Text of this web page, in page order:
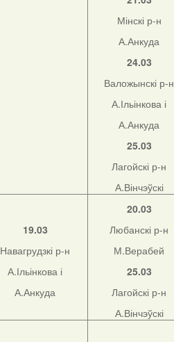
Мінскі р-н
А.Анкуда
24.03
Валожынскі р-н
А.Ільінкова і
А.Анкуда
25.03
Лагойскі р-н
А.Вінчэўскі
19.03
Навагрудзкі р-н
А.Ільінкова і
А.Анкуда
20.03
Любанскі р-н
М.Верабей
25.03
Лагойскі р-н
А.Вінчэўскі